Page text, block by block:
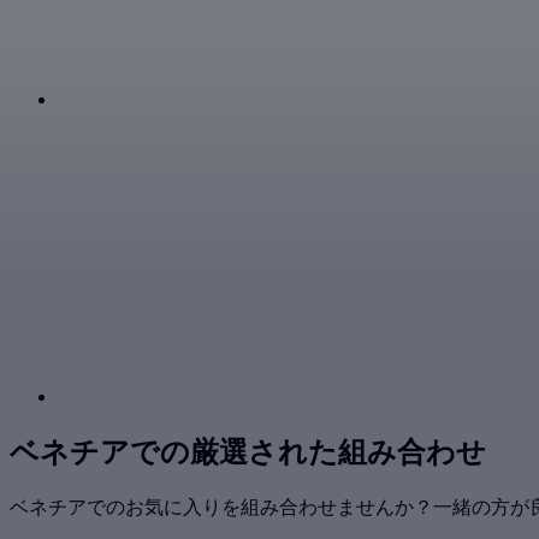
ベネチアでの厳選された組み合わせ
ベネチアでのお気に入りを組み合わせませんか？一緒の方が